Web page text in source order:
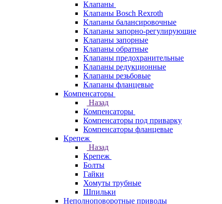
Клапаны
Клапаны Bosch Rexroth
Клапаны балансировочные
Клапаны запорно-регулирующие
Клапаны запорные
Клапаны обратные
Клапаны предохранительные
Клапаны редукционные
Клапаны резьбовые
Клапаны фланцевые
Компенсаторы
Назад
Компенсаторы
Компенсаторы под приварку
Компенсаторы фланцевые
Крепеж
Назад
Крепеж
Болты
Гайки
Хомуты трубные
Шпильки
Неполноповоротные приводы